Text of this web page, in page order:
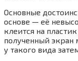
Основные
основе — её
клеится на
полученный экран
у такого вида